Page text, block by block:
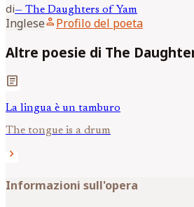
di— The Daughters of Yam
Ingleseperson Profilo del poeta
Altre poesie di The
article
La lingua è un tamburo
The tongue is a drum
chevron_right
Informazioni sull'opera